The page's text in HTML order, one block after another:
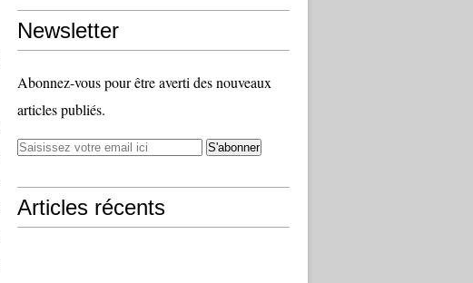
Newsletter
Abonnez-vous pour être averti des nouveaux
articles publiés.
Articles récents